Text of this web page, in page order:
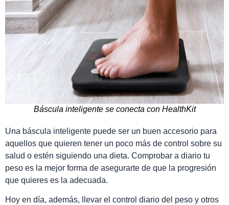
Báscula inteligente se conecta con HealthKit
Una báscula inteligente puede ser un buen accesorio para
aquellos que quieren tener un poco más de control sobre su
salud o estén siguiendo una dieta. Comprobar a diario tu
peso es la mejor forma de asegurarte de que la progresión
que quieres es la adecuada.
Hoy en día, además, llevar el control diario del peso y otros